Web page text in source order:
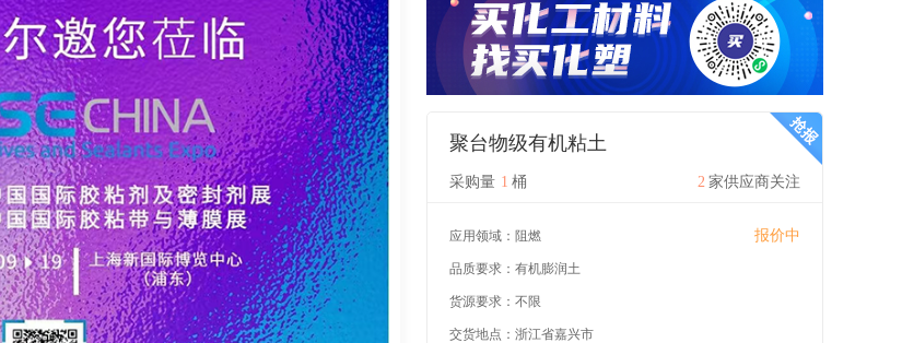
聚台物级有机粘土
采购量 1 桶 2 家供应商关注
应用领域： 阻燃 报价中
品质要求： 有机膨润土
货源要求： 不限
交货地点： 浙江省嘉兴市